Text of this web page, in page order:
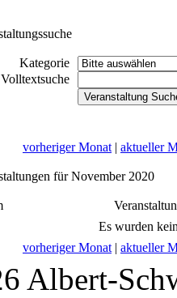
Kategorie
Volltextsuche
vorheriger Monat | aktueller
für November 2020
Es wurden
vorheriger Monat | aktueller
Albert-